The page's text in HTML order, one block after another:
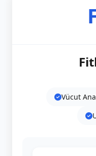
Vücut